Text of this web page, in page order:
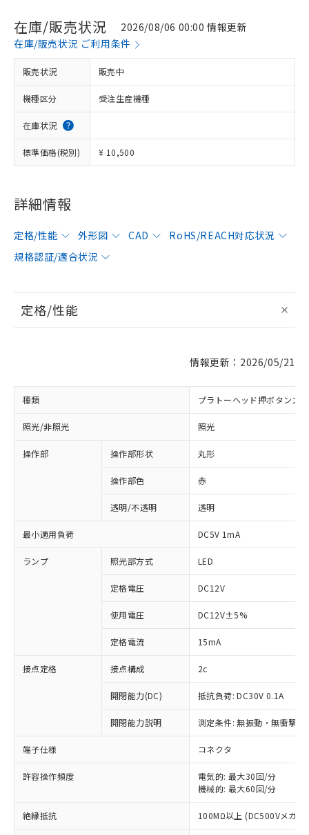
在庫/販売状況
2026/08/06 00:00 情報更新
在庫/販売状況 ご利用条件
販売状況 販売中
機種区分 受注生産機種
在庫状況
標準価格(税別) ¥ 10,500
詳細情報
定格/性能 外形図 CAD
RoHS/REACH対応状況
規格認証/適合状況
定格/性能
情報更新：2026/05/21
種類 プラトーヘッド押ボタンス
照光/非照光 照光
操作部 操作部形状 丸形
操作部色 赤
透明/不透明 透明
最小適用負荷 DC5V 1mA
ランプ 照光部方式 LED
定格電圧 DC12V
使用電圧 DC12V±5%
定格電流 15mA
接点定格 接点構成 2c
開閉能力(DC) 抵抗負荷: DC30V 0.1A
開閉能力説明 測定条件: 無振動・無衝撃
端子仕様 コネクタ
許容操作頻度
電気的: 最大30回/分
機械的: 最大60回/分
絶縁抵抗 100MΩ以上 (DC500Vメガ)
ご利用条件
対応済み：EU RoHS指令（10物質）の
非含有に対応した製品が提供可能な商品で
対応予定：EU RoHS指令（10物質）の非含
有に対応した製品に切り替える予定のある